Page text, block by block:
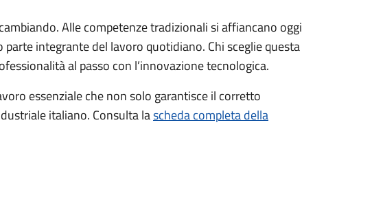
Alle competenze tradizionali si affiancano oggi
integrante del lavoro quotidiano. Chi sceglie questa
al passo con l’innovazione tecnologica.
essenziale che non solo garantisce il corretto
italiano. Consulta lascheda completa della